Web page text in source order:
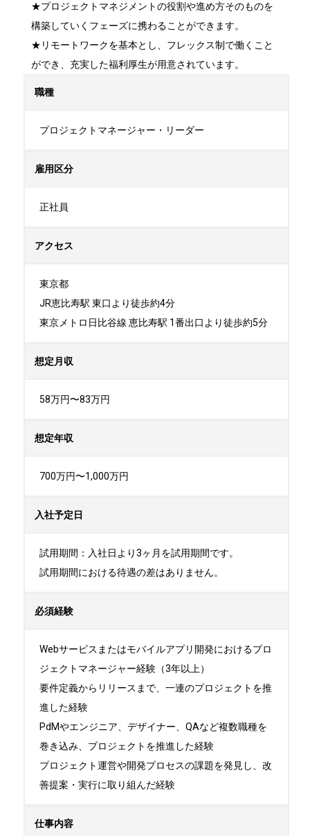
★プロジェクトマネジメントの役割や進め方そのものを
構築していくフェーズに携わることができます。
★リモートワークを基本とし、フレックス制で働くこと
ができ、充実した福利厚生が用意されています。
職種
プロジェクトマネージャー・リーダー
雇用区分
正社員
アクセス
東京都
JR恵比寿駅 東口より徒歩約4分
東京メトロ日比谷線 恵比寿駅 1番出口より徒歩約5分
想定月収
58万円〜83万円
想定年収
700万円〜1,000万円
入社予定日
試用期間：入社日より3ヶ月を試用期間です。
試用期間における待遇の差はありません。
必須経験
Webサービスまたはモバイルアプリ開発におけるプロ
ジェクトマネージャー経験（3年以上）
要件定義からリリースまで、一連のプロジェクトを推
進した経験
PdMやエンジニア、デザイナー、QAなど複数職種を
巻き込み、プロジェクトを推進した経験
プロジェクト運営や開発プロセスの課題を発見し、改
善提案・実行に取り組んだ経験
仕事内容